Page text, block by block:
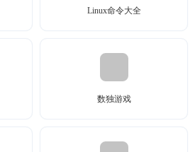
Linux命令大全
数独游戏